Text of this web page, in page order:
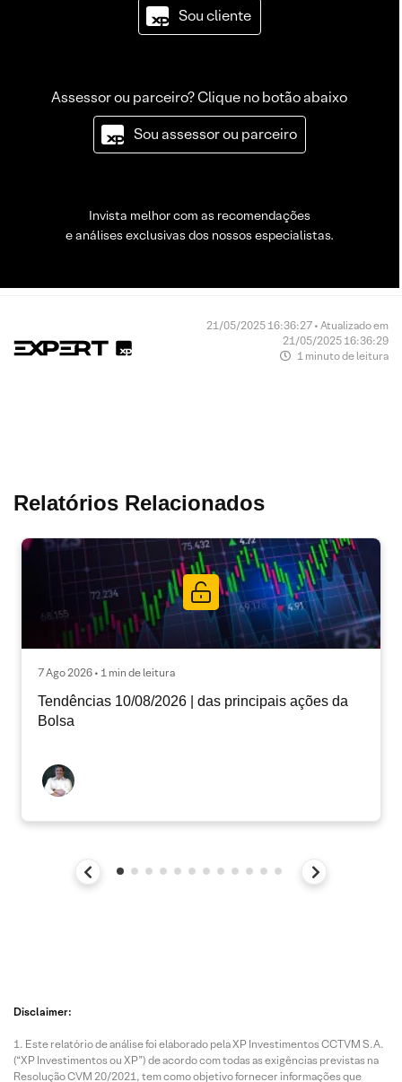
Sou cliente
Assessor ou parceiro? Clique no botão abaixo
Sou assessor ou parceiro
Invista melhor com as recomendações
e análises exclusivas dos nossos especialistas.
21/05/2025 16:36:27 • Atualizado em
21/05/2025 16:36:29
1 minuto de leitura
Relatórios Relacionados
7 Ago 2026 • 1 min de leitura
Tendências 10/08/2026 | das principais ações da
Bolsa
Disclaimer:
Este relatório de análise foi elaborado pela XP Investimentos CCTVM S.A.
(“XP Investimentos ou XP”) de acordo com todas as exigências previstas na
Resolução CVM 20/2021, tem como objetivo fornecer informações que